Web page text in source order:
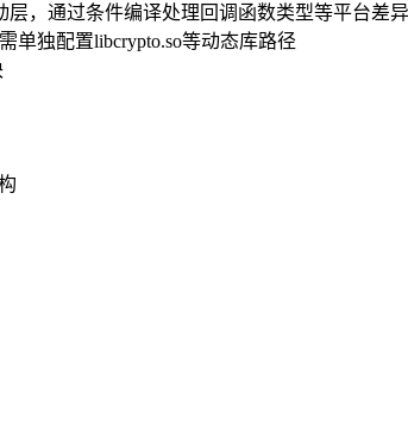
，通过条件编译处理回调函数类型等平台差异
单独配置libcrypto.so等动态库路径